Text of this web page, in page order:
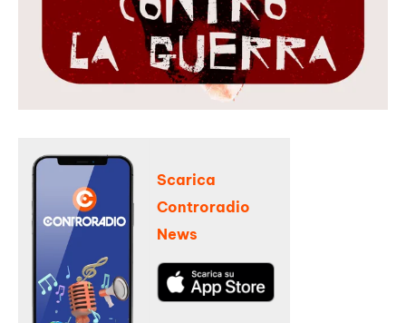
Scarica
Controradio
News